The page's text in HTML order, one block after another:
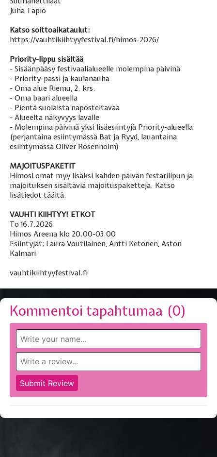
Juha Tapio
Katso soittoaikataulut:
https://vauhtikiihtyyfestival.fi/himos-2026/
Priority-lippu sisältää
- Sisäänpääsy festivaalialueelle molempina päivinä
- Priority-passi ja kaulanauha
- Oma alue Riemu, 2. krs.
- Oma baari alueella
- Pientä suolaista naposteltavaa
- Alueelta näkyvyys lavalle
- Molempina päivinä yksi lisäesiintyjä Priority-alueella
(perjantaina esiintymässä Bat ja Ryyd, lauantaina
esiintymässä Oliver Rosenholm)
MAJOITUSPAKETIT
HimosLomat myy lisäksi kahden päivän festarilipun ja
majoituksen sisältäviä majoituspaketteja. Katso
lisätiedot täältä.
VAUHTI KIIHTYY! ETKOT
To 16.7.2026
Himos Areena klo 20.00-03.00
Esiintyjät: Laura Voutilainen, Antti Ketonen, Aston
Kalmari
vauhtikiihtyyfestival.fi
Kommentoi tapahtumaa (0)